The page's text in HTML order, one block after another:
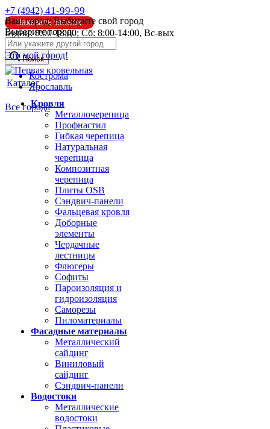
Ваш город: Выбирите свой город
Выберите город:
Это мой город!
Кострома
Ярославль
Все города
+7 (4942) 41-99-99
Заказать звонок
Будни: 8:00-18:00; Сб: 8:00-14:00, Вс-вых
info@pk44.ru
Поиск
Каталог
Кровля
Металлочерепица
Профнастил
Гибкая черепица
Натуральная
черепица
Композитная
черепица
Плиты OSB
Сэндвич-панели
Фальцевая кровля
Доборные
элементы
Чердачные
лестницы
Флюгеры
Софиты
Пароизоляция и
гидроизоляция
Саморезы
Пиломатериалы
Фасадные материалы
Металлический
сайдинг
Виниловый
сайдинг
Сэндвич-панели
Водостоки
Металлические
водостоки